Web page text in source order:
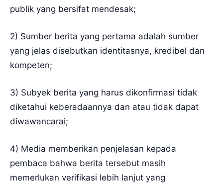
publik yang bersifat mendesak;
2) Sumber berita yang pertama adalah sumber
yang jelas disebutkan identitasnya, kredibel dan
kompeten;
3) Subyek berita yang harus dikonfirmasi tidak
diketahui keberadaannya dan atau tidak dapat
diwawancarai;
4) Media memberikan penjelasan kepada
pembaca bahwa berita tersebut masih
memerlukan verifikasi lebih lanjut yang